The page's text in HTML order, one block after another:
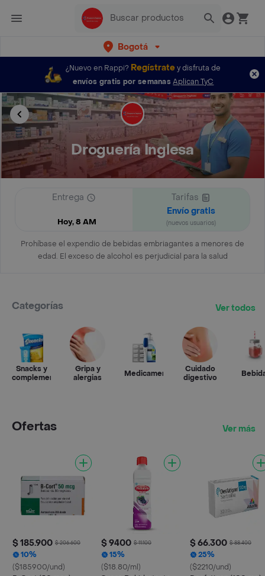
Bogotá
¿Nuevo en Rappi? Regístratey disfruta de
envíos gratis por semanas Aplican TyC
Droguería Inglesa
Entrega
Hoy, 8 AM
Tarifas
Envío gratis
(nuevos usuarios)
Prohíbase el expendio de bebidas embriagantes a menores de
edad. El exceso de alcohol es perjudicial para la salud
Categorías Ver todos
Snacks y
complementos
Gripa y
alergias
Medicamentos
Cuidado
digestivo
Ofertas Ver más
$ 185.900 $ 206.600
10%
($185900/und)
$ 9400 $ 11.100
15%
($18.80/ml)
$ 66.300 $ 88.400
25%
($2210/und)